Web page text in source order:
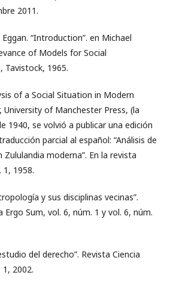
2011.
“Introduction”. en Michael
of Models for Social
Tavistock, 1965.
of a Social Situation in Modern
University of Manchester Press, (la
1940, se volvió a publicar una edición
parcial al español: “Análisis de
moderna”. En la revista
1, 1958.
y sus disciplinas vecinas”.
Ergo Sum, vol. 6, núm. 1 y vol. 6, núm.
del derecho”. Revista Ciencia
1, 2002.